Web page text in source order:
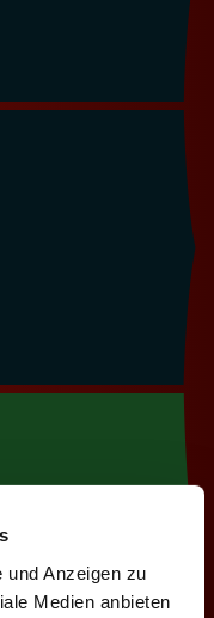
und Anzeigen zu
Medien anbieten